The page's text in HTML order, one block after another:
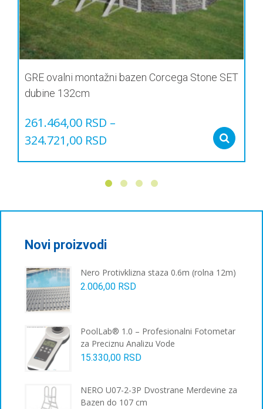
GRE ovalni montažni bazen Corcega Stone SET
dubine 132cm
261.464,00 RSD –
324.721,00 RSD
бити
изабране
на
страници
производа.
Novi proizvodi
Nero Protivklizna staza 0.6m (rolna 12m)
2.006,00 RSD
PoolLab® 1.0 – Profesionalni Fotometar
za Preciznu Analizu Vode
15.330,00 RSD
NERO U07-2-3P Dvostrane Merdevine za
Bazen do 107 cm